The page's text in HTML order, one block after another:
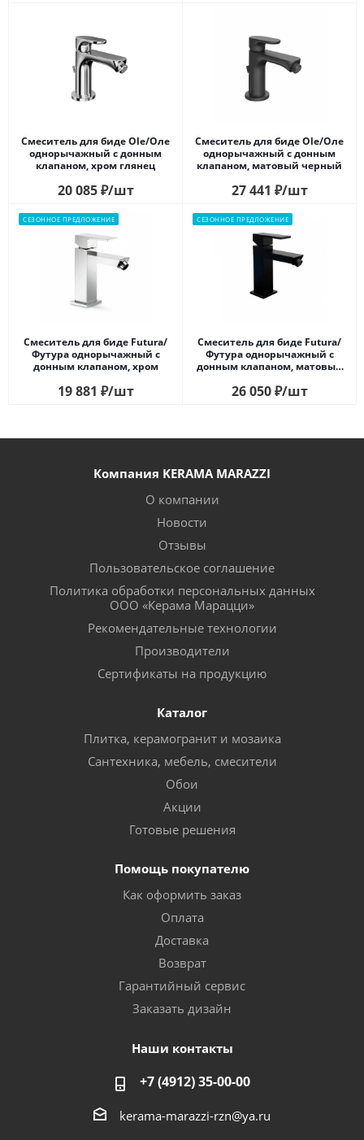
Смеситель для биде Ole/Оле
однорычажный с донным
клапаном, хром глянец
20 085₽/шт
Смеситель для биде Ole/Оле
однорычажный с донным
клапаном, матовый черный
27 441 ₽/шт
СЕЗОННОЕ ПРЕДЛОЖЕНИЕ
Смеситель для биде Futura/
Футура однорычажный с
донным клапаном, хром
19 881 ₽/шт
СЕЗОННОЕ ПРЕДЛОЖЕНИЕ
Смеситель для биде Futura/
Футура однорычажный с
донным клапаном, матовый
26 050₽/шт
Компания KERAMA MARAZZI
О компании
Новости
Отзывы
Пользовательское соглашение
Политика обработки персональных данных
ООО «Керама Марацци»
Рекомендательные технологии
Производители
Сертификаты на продукцию
Каталог
Плитка, керамогранит и мозаика
Сантехника, мебель, смесители
Обои
Акции
Готовые решения
Помощь покупателю
Как оформить заказ
Оплата
Доставка
Возврат
Гарантийный сервис
Заказать дизайн
Наши контакты
+7 (4912) 35-00-00
kerama-marazzi-rzn@ya.ru